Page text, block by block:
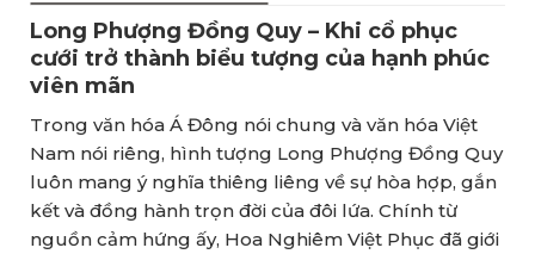
Long Phượng Đồng Quy – Khi cổ phục
cưới trở thành biểu tượng của hạnh phúc
viên mãn
Trong văn hóa Á Đông nói chung và văn hóa Việt
Nam nói riêng, hình tượng Long Phượng Đồng Quy
luôn mang ý nghĩa thiêng liêng về sự hòa hợp, gắn
kết và đồng hành trọn đời của đôi lứa. Chính từ
nguồn cảm hứng ấy, Hoa Nghiêm Việt Phục đã giới